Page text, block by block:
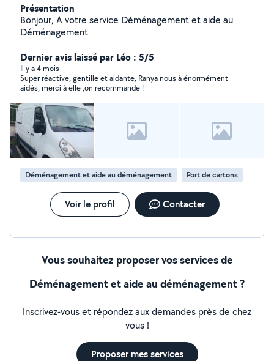
Présentation
Bonjour, A votre service Déménagement et aide au
Déménagement
Dernier avis laissé par Léo : 5/5
Il y a 4 mois
Super réactive, gentille et aidante, Ranya nous à énormément
aidés, merci à elle ,on recommande !
Déménagement et aide au déménagement Port de cartons
Voir le profil Contacter
Vous souhaitez proposer vos services de
Déménagement et aide au déménagement ?
Inscrivez-vous et répondez aux demandes près de chez
vous !
Proposer mes services